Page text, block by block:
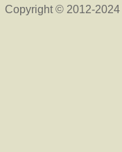
Copyright © 2012-